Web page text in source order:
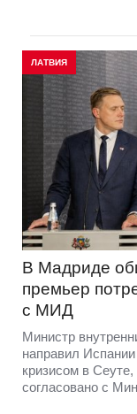
ЛАТВИЯ
В Мадриде
премьер
с МИД
Министр
направил
кризисом в
согласовано с